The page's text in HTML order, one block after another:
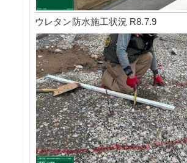
ウレタン防水施工状況 R8.7.9